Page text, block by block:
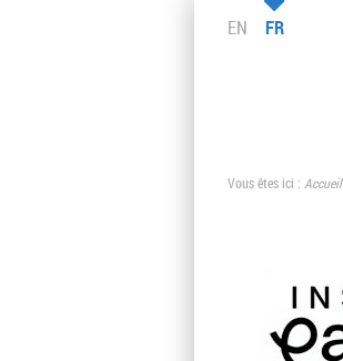
EN FR
Vous êtes ici : Accueil